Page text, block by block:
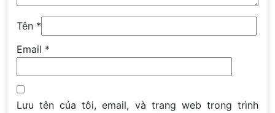
Tên *
Email *
Lưu tên của tôi, email, và trang web trong trình